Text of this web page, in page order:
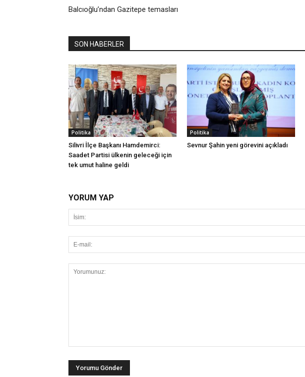
Balcıoğlu’ndan Gazitepe temasları
SON HABERLER
Politika
Silivri İlçe Başkanı Hamdemirci:
Saadet Partisi ülkenin geleceği için
tek umut haline geldi
Politika
Sevnur Şahin yeni görevini açıkladı
YORUM YAP